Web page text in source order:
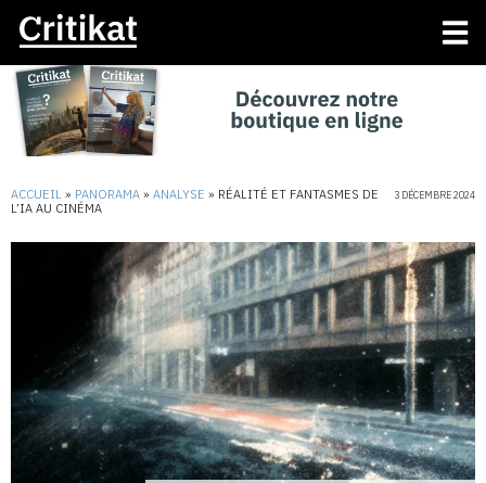
ACCUEIL » PANORAMA » ANALYSE » RÉALITÉ ET FANTASMES DE
L’IA AU CINÉMA
3 DÉCEMBRE 2024